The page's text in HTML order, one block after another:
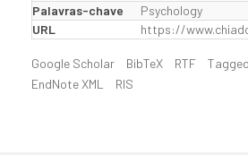
Palavras-chave
Psychology
URL
https://
Google Scholar BibTeX RTF Tagged
EndNote XML
RIS